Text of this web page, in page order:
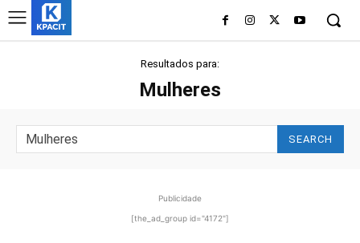
Resultados para:
Mulheres
SEARCH
Publicidade
[the_ad_group id="4172"]